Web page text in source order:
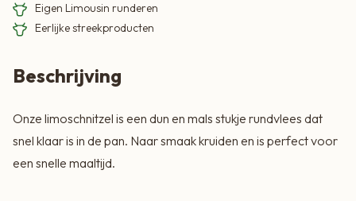
Eigen Limousin runderen
Eerlijke streekproducten
Beschrijving
Onze limoschnitzel is een dun en mals stukje rundvlees dat
snel klaar is in de pan. Naar smaak kruiden en is perfect voor
een snelle maaltijd.